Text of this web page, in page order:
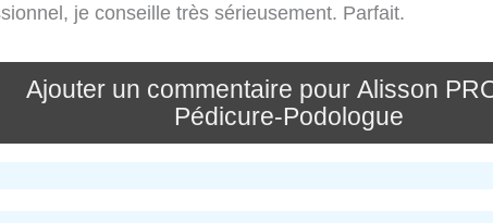
je conseille très sérieusement. Parfait.
Ajouter un commentaire pour Alisson
Pédicure-Podologue